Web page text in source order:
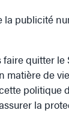
publicité
quitter
matière
la